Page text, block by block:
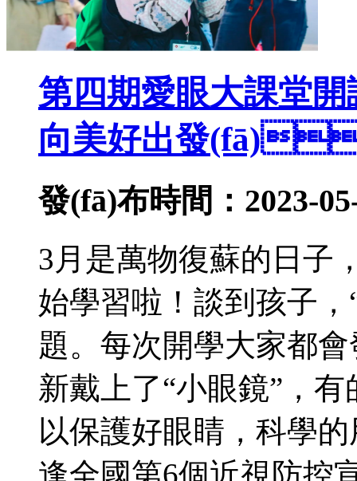
第四期愛眼大課堂開
向美好出發
發(fā)布時間：2023-
3月是萬物復蘇的日子
始學習啦！談到孩子
題。每次開學大家都會
新戴上了“小眼鏡”
以保護好眼睛，科學
逢全國第6個近視防控宣